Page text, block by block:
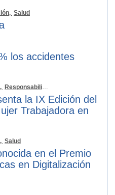
Salud
los accidentes
Responsabilidad Social
la IX Edición del
Trabajadora en
Salud
en el Premio
en Digitalización